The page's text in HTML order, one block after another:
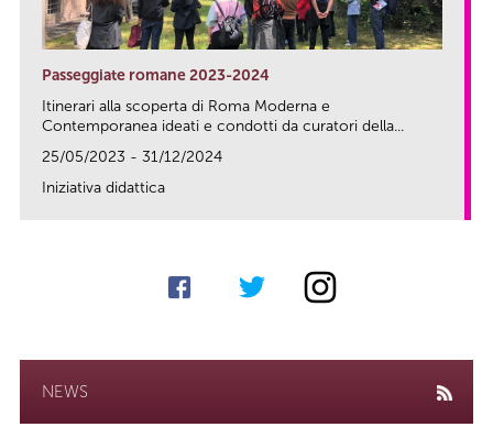
Passeggiate romane 2023-2024
Itinerari alla scoperta di Roma Moderna e
Contemporanea ideati e condotti da curatori della...
25/05/2023 - 31/12/2024
Iniziativa didattica
NEWS